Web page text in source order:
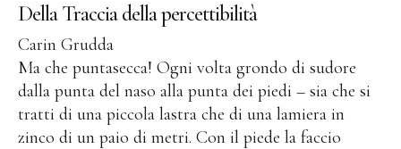
Assemblaggio
Collage
Schizzi
Public Works
Della Traccia della percettibilità
Carin Grudda
Ma che puntasecca! Ogni volta grondo di sudore
dalla punta del naso alla punta dei piedi – sia che si
tratti di una piccola lastra che di una lamiera in
zinco di un paio di metri. Con il piede la faccio